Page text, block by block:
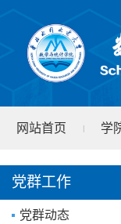
网站首页 | 学
学院文件
党群工作
党群动态